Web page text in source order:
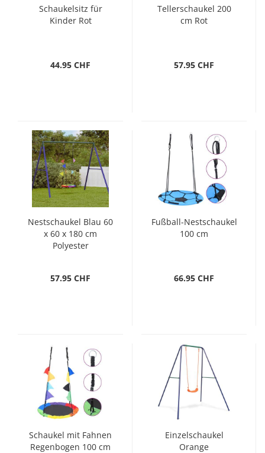
Schaukelsitz für
Kinder Rot
44.95 CHF
Tellerschaukel 200
cm Rot
57.95 CHF
Nestschaukel Blau 60
x 60 x 180 cm
Polyester
57.95 CHF
Fußball-Nestschaukel
100 cm
66.95 CHF
Schaukel mit Fahnen
Regenbogen 100 cm
Einzelschaukel
Orange